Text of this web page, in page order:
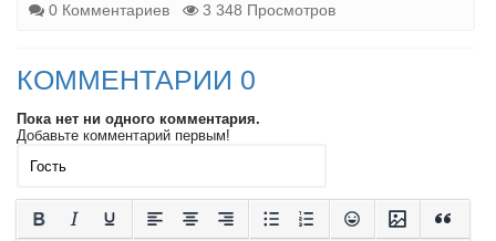
0 Комментариев
3 348 Просмотров
КОММЕНТАРИИ 0
Пока нет ни одного комментария.
Добавьте комментарий первым!